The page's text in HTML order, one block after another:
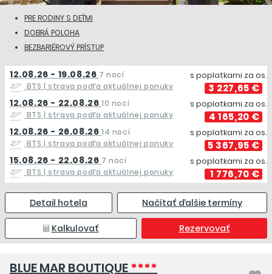
PRE RODINY S DEŤMI
DOBRÁ POLOHA
BEZBARIÉROVÝ PRÍSTUP
12.08.26 - 19.08.26 7 nocí
BTS| strava podľa aktuálnej ponuky
s poplatkami za os.
3 227,65 €
12.08.26 - 22.08.26 10 nocí
BTS| strava podľa aktuálnej ponuky
s poplatkami za os.
4 165,20 €
12.08.26 - 26.08.26 14 nocí
BTS| strava podľa aktuálnej ponuky
s poplatkami za os.
5 367,95 €
15.08.26 - 22.08.26 7 nocí
BTS| strava podľa aktuálnej ponuky
s poplatkami za os.
1 776,70 €
Detail hotela Načítať ďalšie termíny
Kalkulovať Rezervovať
BLUE MAR BOUTIQUE****